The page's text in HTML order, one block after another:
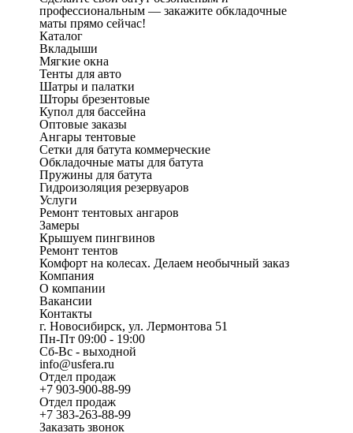
профессиональным — закажите обкладочные
маты прямо сейчас!
Каталог
Вкладыши
Мягкие окна
Тенты для авто
Шатры и палатки
Шторы брезентовые
Купол для бассейна
Оптовые заказы
Ангары тентовые
Сетки для батута коммерческие
Обкладочные маты для батута
Пружины для батута
Гидроизоляция резервуаров
Услуги
Ремонт тентовых ангаров
Замеры
Крышуем пингвинов
Ремонт тентов
Комфорт на колесах. Делаем необычный заказ
Компания
О компании
Вакансии
Контакты
г. Новосибирск, ул. Лермонтова 51
Пн-Пт 09:00 - 19:00
Сб-Вс - выходной
info@usfera.ru
Отдел продаж
+7 903-900-88-99
Отдел продаж
+7 383-263-88-99
Заказать звонок